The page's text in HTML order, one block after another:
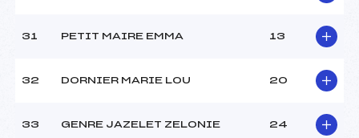
31 PETIT MAIRE EMMA 13
32 DORNIER MARIE LOU 20
33 GENRE JAZELET ZELONIE 24